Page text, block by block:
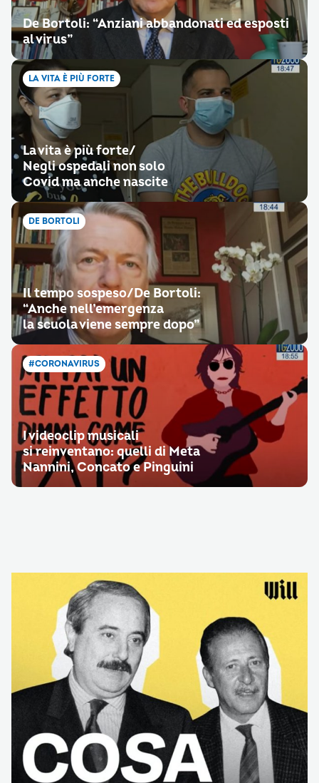
De Bortoli: “Anziani abbandonati ed esposti
al virus”
LA VITA È PIÙ FORTE
La vita è più forte/
Negli ospedali non solo
Covid ma anche nascite
DE BORTOLI
Il tempo sospeso/De Bortoli:
“Anche nell’emergenza
la scuola viene sempre dopo”
#CORONAVIRUS
I videoclip musicali
si reinventano: quelli di Meta
Nannini, Concato e Pinguini